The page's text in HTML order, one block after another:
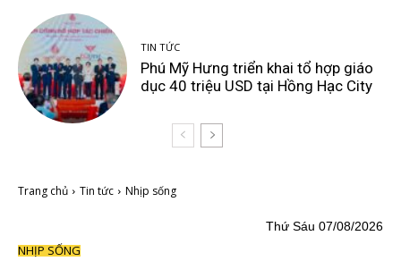
TIN TỨC
Phú Mỹ Hưng triển khai tổ hợp giáo
dục 40 triệu USD tại Hồng Hạc City